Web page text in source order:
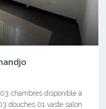
chambres disponible à
douches 01 vaste salon